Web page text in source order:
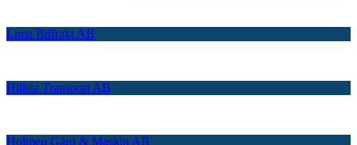
Lima Bilfrakt AB
Hillsta Transport AB
Holmen Gård & Maskin AB